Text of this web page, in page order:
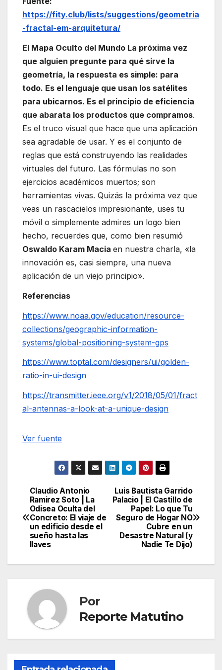
https://fity.club/lists/suggestions/geometria
-fractal-em-arquitetura/
El Mapa Oculto del Mundo La próxima vez
que alguien pregunte para qué sirve la
geometría, la respuesta es simple: para
todo. Es el lenguaje que usan los satélites
para ubicarnos. Es el principio de eficiencia
que abarata los productos que compramos.
Es el truco visual que hace que una aplicación
sea agradable de usar. Y es el conjunto de
reglas que está construyendo las realidades
virtuales del futuro. Las fórmulas no son
ejercicios académicos muertos; son
herramientas vivas. Quizás la próxima vez que
veas un rascacielos impresionante, uses tu
móvil o simplemente admires un logo bien
hecho, recuerdes que, como bien resumió
Oswaldo Karam Macia en nuestra charla, «la
innovación es, casi siempre, una nueva
aplicación de un viejo principio».
Referencias
https://www.noaa.gov/education/resource-
collections/geographic-information-
systems/global-positioning-system-gps
https://www.toptal.com/designers/ui/golden-
ratio-in-ui-design
https://transmitter.ieee.org/v1/2018/05/01/fract
al-antennas-a-look-at-a-unique-design
Navegación
entradas
Ver fuente
Navegación
de
entradas
Luis Bautista Garrido
Palacio | El Castillo de
Papel: Lo que Tu
Seguro de Hogar NO
Cubre en un
Desastre Natural (y
Nadie Te Dijo)
Claudio Antonio
Ramirez Soto | La
Odisea Oculta del
Concreto: El viaje de
un edificio desde el
sueño hasta las
llaves
Por
Reporte Matutino